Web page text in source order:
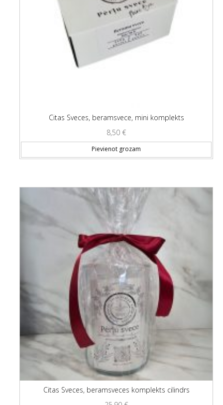
Citas Sveces, beramsvece, mini komplekts
8,50 €
Pievienot grozam
Citas Sveces, beramsveces komplekts cilindrs